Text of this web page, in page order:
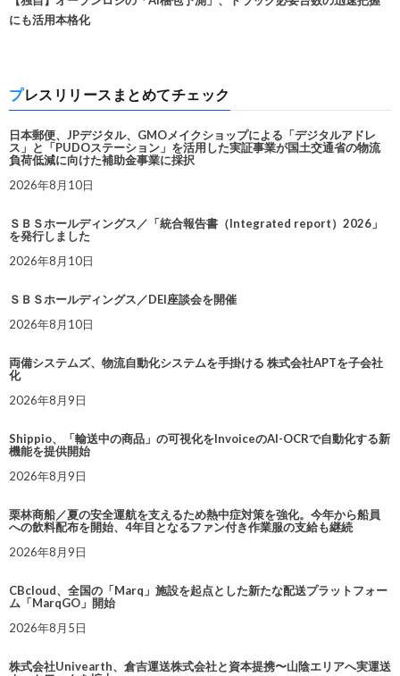
にも活用本格化
プレスリリースまとめてチェック
日本郵便、JPデジタル、GMOメイクショップによる「デジタルアドレ
ス」と「PUDOステーション」を活用した実証事業が国土交通省の物流
負荷低減に向けた補助金事業に採択
2026年8月10日
ＳＢＳホールディングス／「統合報告書（Integrated report）2026」
を発行しました
2026年8月10日
ＳＢＳホールディングス／DEI座談会を開催
2026年8月10日
両備システムズ、物流自動化システムを手掛ける 株式会社APTを子会社
化
2026年8月9日
Shippio、「輸送中の商品」の可視化をInvoiceのAI-OCRで自動化する新
機能を提供開始
2026年8月9日
栗林商船／夏の安全運航を支えるため熱中症対策を強化。今年から船員
への飲料配布を開始、4年目となるファン付き作業服の支給も継続
2026年8月9日
CBcloud、全国の「Marq」施設を起点とした新たな配送プラットフォー
ム「MarqGO」開始
2026年8月5日
株式会社Univearth、倉吉運送株式会社と資本提携〜山陰エリアへ実運送